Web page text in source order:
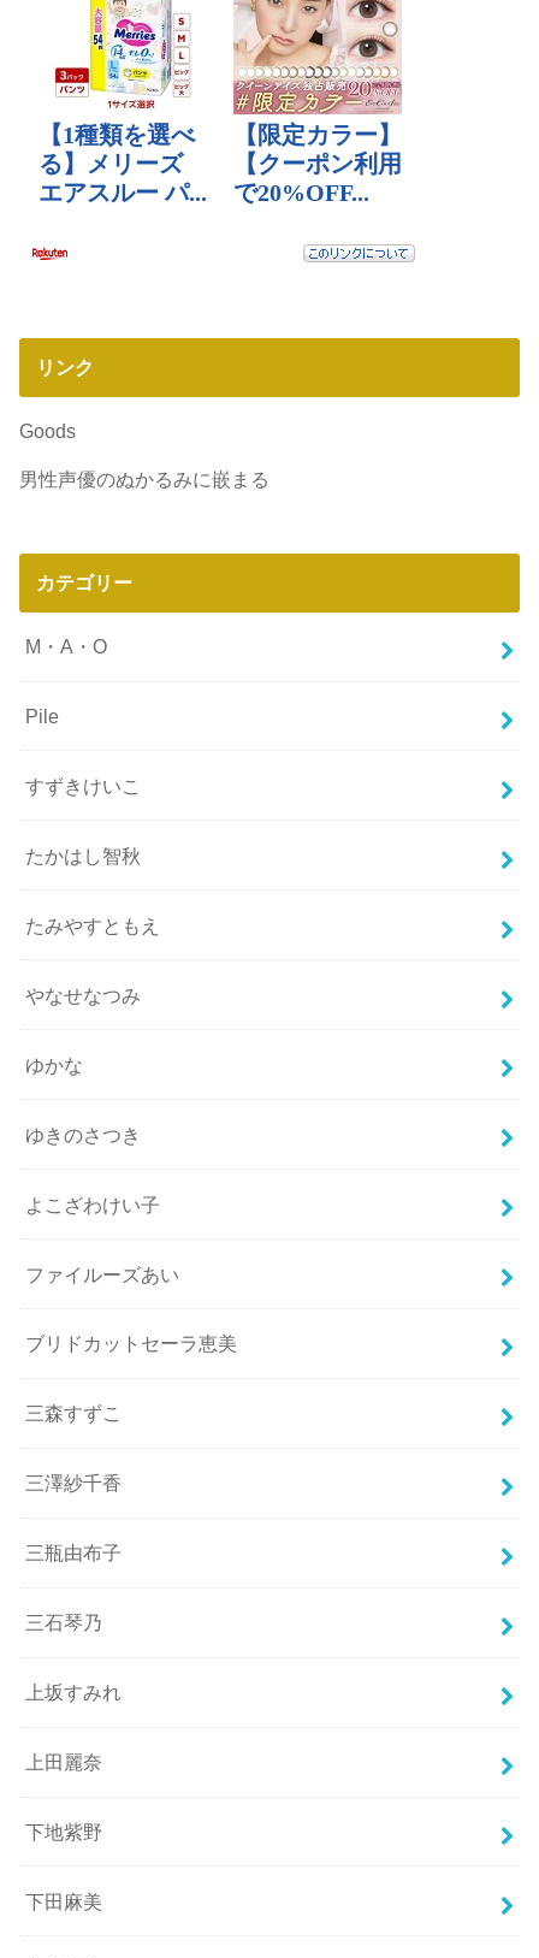
リンク
Goods
男性声優のぬかるみに嵌まる
カテゴリー
M・A・O
Pile
すずきけいこ
たかはし智秋
たみやすともえ
やなせなつみ
ゆかな
ゆきのさつき
よこざわけい子
ファイルーズあい
ブリドカットセーラ恵美
三森すずこ
三澤紗千香
三瓶由布子
三石琴乃
上坂すみれ
上田麗奈
下地紫野
下田麻美